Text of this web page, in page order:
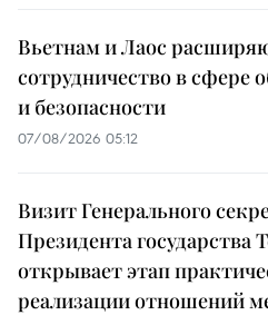
Вьетнам и Лаос
сотрудничество в сфере
и безопасности
07/08/2026 05:12
Визит Генерального
Президента государства
открывает этап
реализации отношений